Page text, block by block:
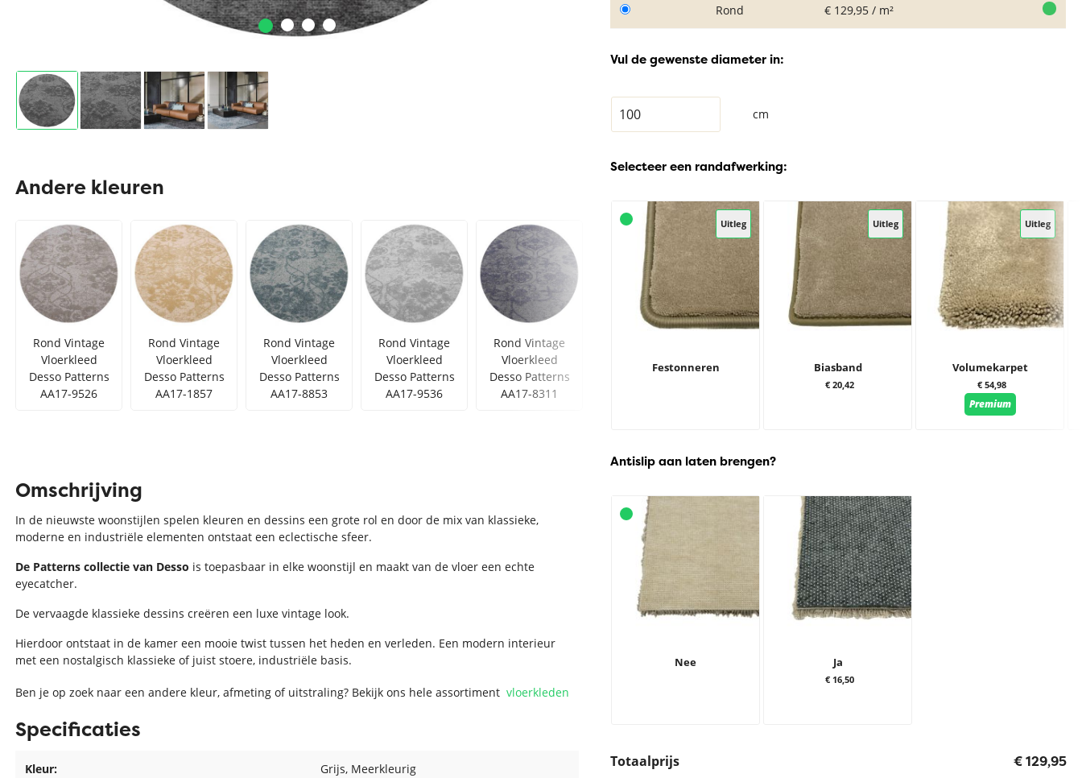
Rond € 129,95 / m²
Vul de gewenste diameter in:
cm
Selecteer een randafwerking:
Uitleg
Festonneren
Uitleg
Biasband
€ 20,42
Uitleg
Volumekarpet
€ 54,98
Premium
Antislip aan laten brengen?
Nee Ja
€ 16,50
Totaalprijs € 129,95
Andere kleuren
Rond Vintage
Vloerkleed
Desso Patterns
AA17-9526
Rond Vintage
Vloerkleed
Desso Patterns
AA17-1857
Rond Vintage
Vloerkleed
Desso Patterns
AA17-8853
Rond Vintage
Vloerkleed
Desso Patterns
AA17-9536
Rond Vintage
Vloerkleed
Desso Patterns
AA17-8311
Omschrijving
In de nieuwste woonstijlen spelen kleuren en dessins een grote rol en door de mix van klassieke,
moderne en industriële elementen ontstaat een eclectische sfeer.
De Patterns collectie van Desso is toepasbaar in elke woonstijl en maakt van de vloer een echte
eyecatcher.
De vervaagde klassieke dessins creëren een luxe vintage look.
Hierdoor ontstaat in de kamer een mooie twist tussen het heden en verleden. Een modern interieur
met een nostalgisch klassieke of juist stoere, industriële basis.
Ben je op zoek naar een andere kleur, afmeting of uitstraling? Bekijk ons hele assortimentvloerkleden
Specificaties
Kleur: Grijs, Meerkleurig